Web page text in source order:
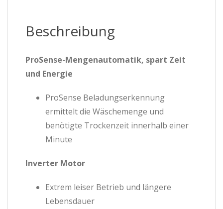
Beschreibung
ProSense-Mengenautomatik, spart Zeit
und Energie
ProSense Beladungserkennung
ermittelt die Wäschemenge und
benötigte Trockenzeit innerhalb einer
Minute
Inverter Motor
Extrem leiser Betrieb und längere
Lebensdauer